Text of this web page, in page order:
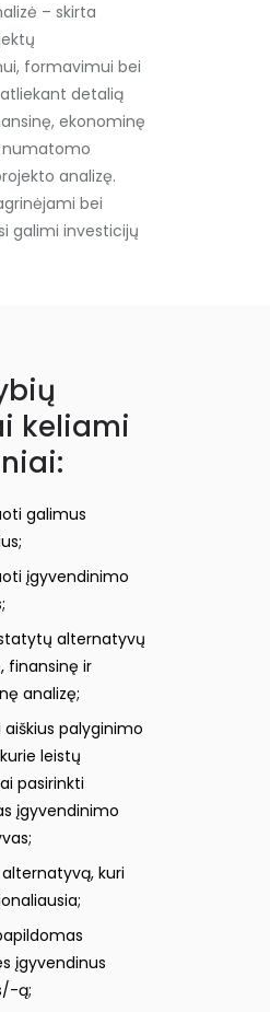
– skirta
formavimui bei
detalią
ekonominę
analizę.
bei
galimi investicijų
keliami
galimus
įgyvendinimo
alternatyvų
finansinę ir
analizę;
palyginimo
leistų
pasirinkti
įgyvendinimo
kuri
įgyvendinus
ą;